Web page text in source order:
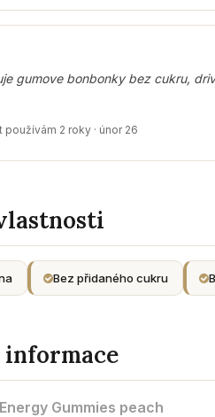
gumove bonbonky bez cukru,
používám 2 roky · únor 26
Bez přidaného cukru
Gummies peach